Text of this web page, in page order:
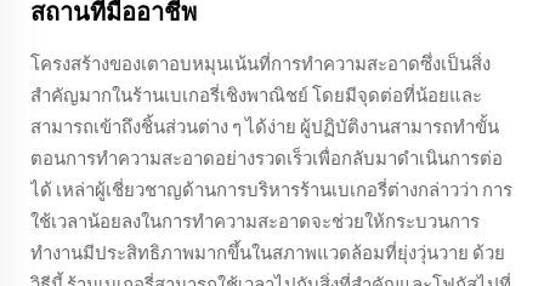
สถานที่มืออาชีพ
โครงสร้างของเตาอบหมุนเน้นที่การทำความสะอาดซึ่งเป็นสิ่ง
สำคัญมากในร้านเบเกอรี่เชิงพาณิชย์ โดยมีจุดต่อที่น้อยและ
สามารถเข้าถึงชิ้นส่วนต่าง ๆ ได้ง่าย ผู้ปฏิบัติงานสามารถทำขั้น
ตอนการทำความสะอาดอย่างรวดเร็วเพื่อกลับมาดำเนินการต่อ
ได้ เหล่าผู้เชี่ยวชาญด้านการบริหารร้านเบเกอรี่ต่างกล่าวว่า การ
ใช้เวลาน้อยลงในการทำความสะอาดจะช่วยให้กระบวนการ
ทำงานมีประสิทธิภาพมากขึ้นในสภาพแวดล้อมที่ยุ่งวุ่นวาย ด้วย